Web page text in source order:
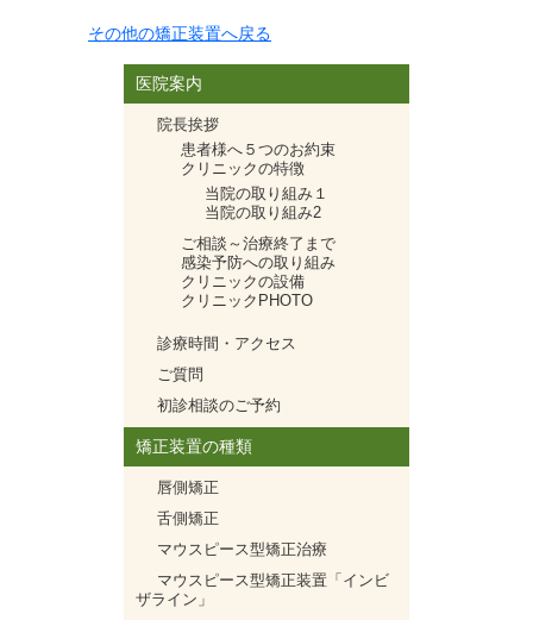
その他の矯正装置へ戻る
医院案内
院長挨拶
患者様へ５つのお約束
クリニックの特徴
当院の取り組み１
当院の取り組み2
ご相談～治療終了まで
感染予防への取り組み
クリニックの設備
クリニックPHOTO
診療時間・アクセス
ご質問
初診相談のご予約
矯正装置の種類
唇側矯正
舌側矯正
マウスピース型矯正治療
マウスピース型矯正装置「インビ
ザライン」